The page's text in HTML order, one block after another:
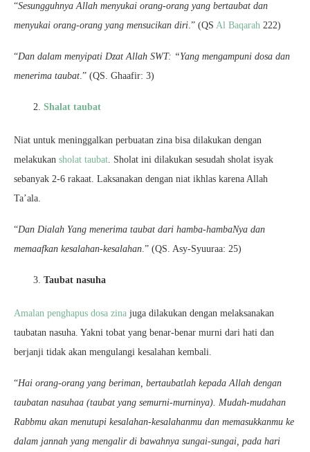
“Sesungguhnya Allah menyukai orang-orang yang bertaubat dan
menyukai orang-orang yang mensucikan diri.” (QS Al Baqarah 222)
“Dan dalam menyipati Dzat Allah SWT: “Yang mengampuni dosa dan
menerima taubat.” (QS. Ghaafir: 3)
Shalat taubat
Niat untuk meninggalkan perbuatan zina bisa dilakukan dengan
melakukan sholat taubat. Sholat ini dilakukan sesudah sholat isyak
sebanyak 2-6 rakaat. Laksanakan dengan niat ikhlas karena Allah
Ta’ala.
“Dan Dialah Yang menerima taubat dari hamba-hambaNya dan
memaafkan kesalahan-kesalahan.” (QS. Asy-Syuuraa: 25)
Taubat nasuha
Amalan penghapus dosa zina juga dilakukan dengan melaksanakan
taubatan nasuha. Yakni tobat yang benar-benar murni dari hati dan
berjanji tidak akan mengulangi kesalahan kembali.
“Hai orang-orang yang beriman, bertaubatlah kepada Allah dengan
taubatan nasuhaa (taubat yang semurni-murninya). Mudah-mudahan
Rabbmu akan menutupi kesalahan-kesalahanmu dan memasukkanmu ke
dalam jannah yang mengalir di bawahnya sungai-sungai, pada hari